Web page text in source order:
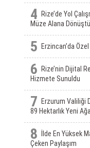
4
Rize’de Yol
Müze Alana
5 Erzincan’da
6
Rize’nin Dijital
Hizmete Sunuldu
7
Erzurum Valiliği
89 Hektarlık Yeni
8
İlde En Yüksek
Çeken Paylaşım